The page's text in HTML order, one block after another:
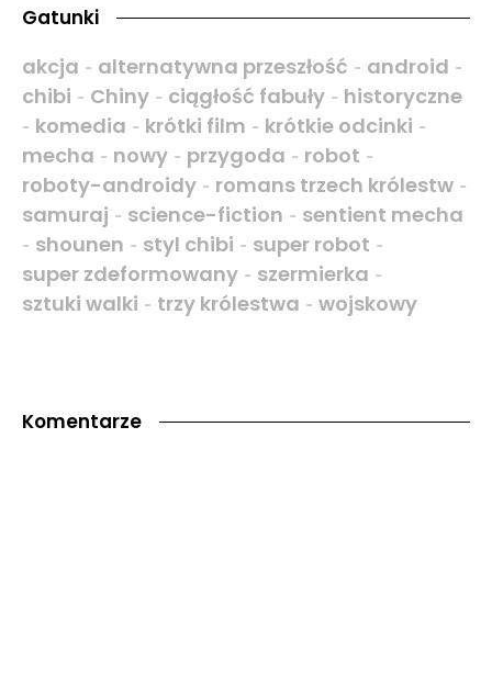
Gatunki
akcja - alternatywna przeszłość - android -
chibi - Chiny - ciągłość fabuły - historyczne
- komedia - krótki film - krótkie odcinki -
mecha - nowy - przygoda - robot -
roboty-androidy - romans trzech królestw -
samuraj - science-fiction - sentient mecha
- shounen - styl chibi - super robot -
super zdeformowany - szermierka -
sztuki walki - trzy królestwa - wojskowy
Komentarze